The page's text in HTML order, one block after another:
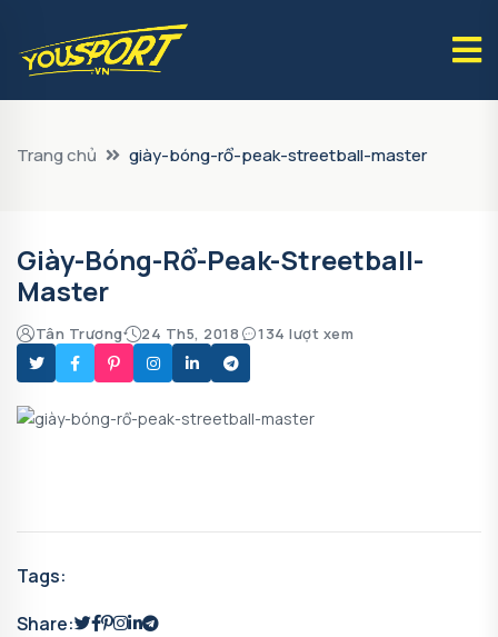
Trang chủ giày-bóng-rổ-peak-streetball-master
Giày-Bóng-Rổ-Peak-Streetball-
Master
Tân Trương 24 Th5, 2018 134 lượt xem
Tags:
Share: